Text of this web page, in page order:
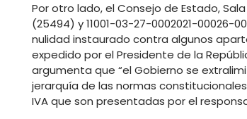
Por otro lado, el Consejo de Estado,
(25494) y 11001-03-27-0002021-
nulidad instaurado contra algunos
expedido por el Presidente de la
argumenta que “el Gobierno se
jerarquía de las normas
IVA que son presentadas por el